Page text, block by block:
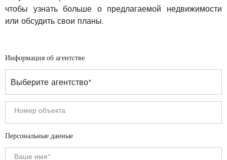
чтобы узнать больше о предлагаемой недвижимости
или обсудить свои планы.
Информация об агентстве
Персональные данные